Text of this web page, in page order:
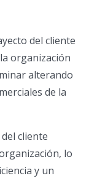
del cliente
organización
alterando
de la
cliente
lo
y un